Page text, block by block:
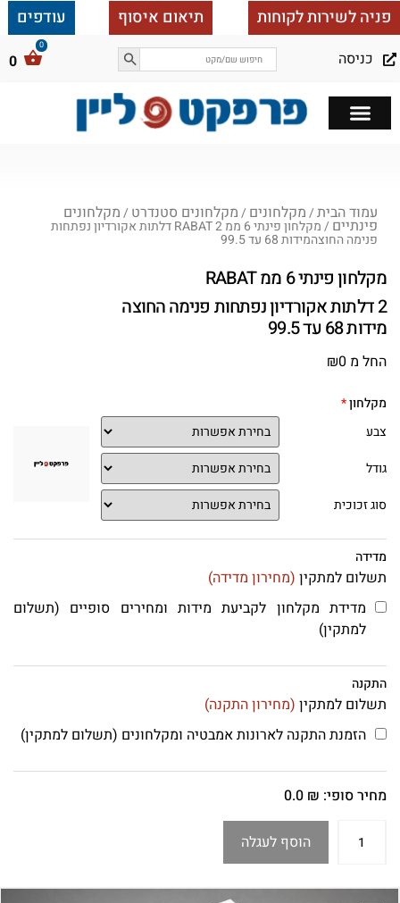
פניה לשירות לקוחות תיאום איסוף עודפים
0 כניסה
עמוד הבית/מקלחונים /מקלחונים סטנדרט /מקלחונים
פינתיים / מקלחון פינתי 6 ממ RABAT 2 דלתות אקורדיון נפתחות
פנימה החוצהמידות 68 עד 99.5
מקלחון פינתי 6 ממ RABAT
2 דלתות אקורדיון נפתחות פנימה החוצה
מידות 68 עד 99.5
החל מ ₪0
מקלחון
צבע
גודל
סוג זכוכית
מדידה
תשלום למתקין (מחירון מדידה)
מדידת מקלחון לקביעת מידות ומחירים סופיים (תשלום
למתקין)
התקנה
תשלום למתקין (מחירון התקנה)
הזמנת התקנה לארונות אמבטיה ומקלחונים (תשלום למתקין)
מחיר סופי: ₪
הוסף לעגלה